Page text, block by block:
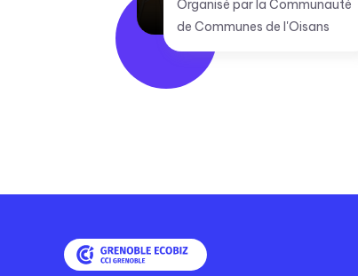
Organisé par la Communauté
de Communes de l'Oisans